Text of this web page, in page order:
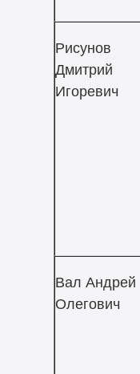
Рисунов
Дмитрий
Игоревич
Вал Андрей
Олегович